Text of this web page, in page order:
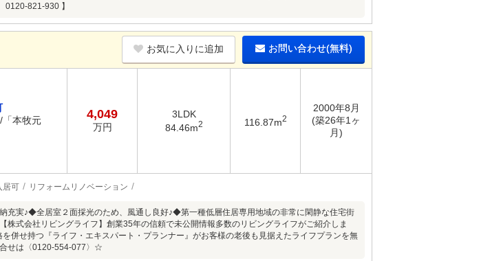
821-930 】
お気に入りに追加 お問い合わせ(無料)
「本牧元
4,049
万円
3LDK
84.46m2 116.87m2
2000年8月
(築26年1ヶ
月)
居可 リフォームリノベーション
充実♪◆全居室２面採光のため、風通し良好♪◆第一種低層住居専用地域の非常に閑静な住宅街
式会社リビングライフ】創業35年の信頼で未公開情報多数のリビングライフがご紹介しま
併せ持つ『ライフ・エキスパート・プランナー』がお客様の老後も見据えたライフプランを無
せは〈0120-554-077〉☆